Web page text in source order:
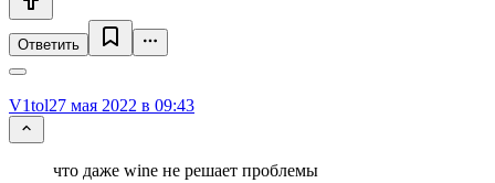
Ответить
V1tol27 мая 2022 в 09:43
что даже wine не решает проблемы